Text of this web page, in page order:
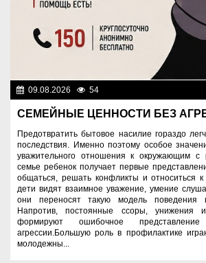
09.08.2026 54
СЕМЕЙНЫЕ ЦЕННОСТИ БЕЗ
Предотвратить бытовое насилие гораздо
последствия. Именно поэтому особое
уважительного отношения к окружающим с
семье ребенок получает первые
общаться, решать конфликты и относиться
дети видят взаимное уважение, умение
они переносят такую модель поведения
Напротив, постоянные ссоры, унижения
формируют ошибочное
агрессии.Большую роль в профилактике
молодежны...